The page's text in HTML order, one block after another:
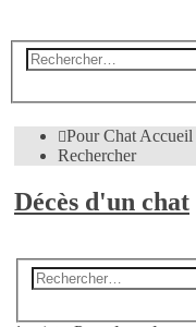
Pour ChatAccueil
Rechercher
Décès d'un chat